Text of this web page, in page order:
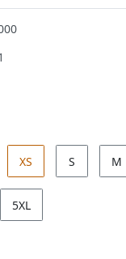
XS S M
5XL